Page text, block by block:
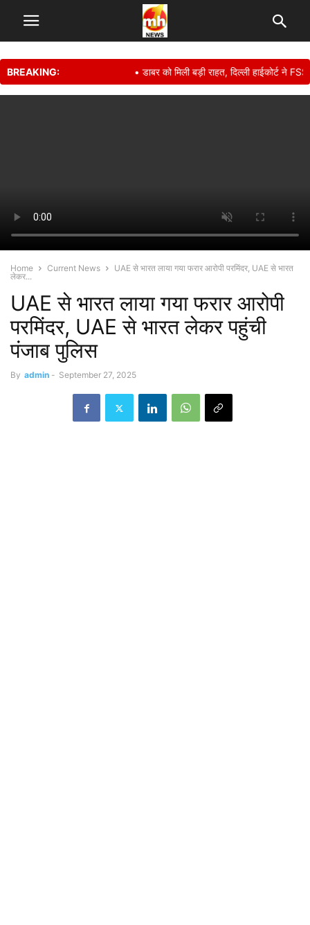
BREAKING: • डाबर को मिली बड़ी राहत, दिल्ली हाईकोर्ट ने
Home Current News
UAE से भारत लाया गया फरार आरोपी परमिंदर, UAE से भारत
लेकर...
UAE से भारत लाया गया फरार आरोपी
परमिंदर, UAE से भारत लेकर पहुंची
पंजाब पुलिस
By admin - September 27, 2025